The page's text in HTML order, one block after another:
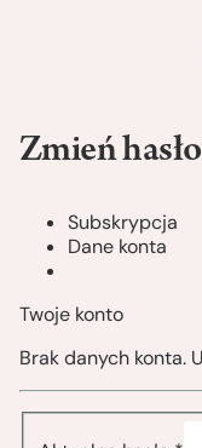
Zmień hasło
Subskrypcja
Dane konta
Twoje konto
Brak danych konta.